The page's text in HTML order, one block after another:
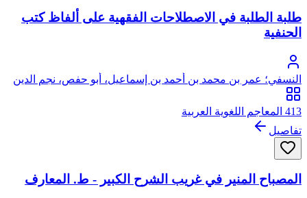
طلبة الطلبة في الاصطلاحات الفقهية على ألفاظ كتب
الحنفية
النسفي؛ عمر بن محمد بن أحمد بن إسماعيل، أبو حفص، نجم الدين
النسفي
413 المعاجم اللغوية العربية
تفاصيل
المصباح المنير في غريب الشرح الكبير - ط. المعارف